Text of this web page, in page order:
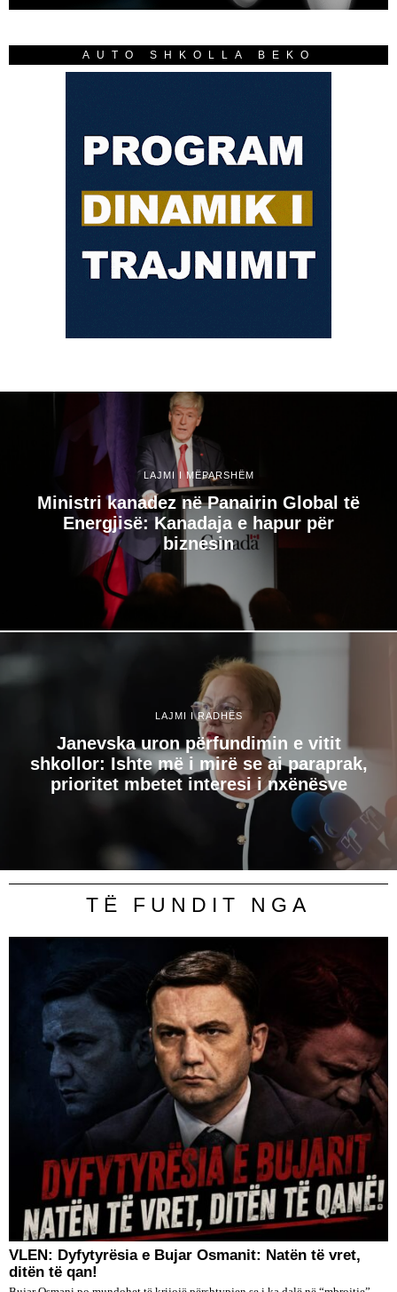
AUTO SHKOLLA BEKO
LAJMI I MËPARSHËM
Ministri kanadez në Panairin Global të
Energjisë: Kanadaja e hapur për
biznesin
LAJMI I RADHËS
Janevska uron përfundimin e vitit
shkollor: Ishte më i mirë se ai paraprak,
prioritet mbetet interesi i nxënësve
TË FUNDIT NGA
VLEN: Dyfytyrësia e Bujar Osmanit: Natën të vret,
ditën të qan!